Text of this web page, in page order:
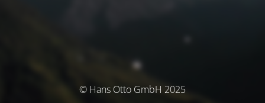
© Hans Otto GmbH 2025